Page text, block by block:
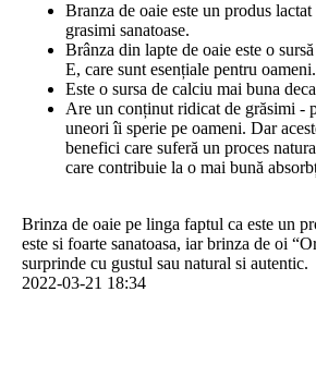
Branza de oaie este un produs
grasimi sanatoase.
Brânza din lapte de oaie este o
E, care sunt esențiale pentru oameni.
Este o sursa de calciu mai buna
Are un conținut ridicat de grăsimi -
uneori îi sperie pe oameni. Dar
benefici care suferă un proces
care contribuie la o mai bună
Brinza de oaie pe linga faptul ca este un
este si foarte sanatoasa, iar brinza de oi
surprinde cu gustul sau natural si autentic.
2022-03-21 18:34